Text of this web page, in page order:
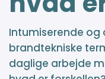
Intumiserende
brandtekniske
daglige arbejde